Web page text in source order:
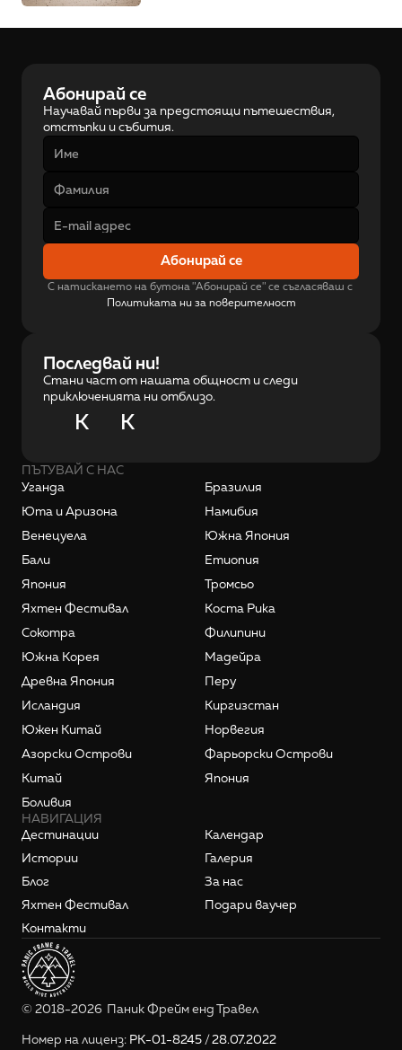
Абонирай се
Научавай първи за предстоящи пътешествия,
отстъпки и събития.
Абонирай се
С натискането на бутона "Абонирай се" се съгласяваш с
Политиката ни за поверителност
Последвай ни!
Стани част от нашата общност и следи
приключенията ни отблизо.
K K
ПЪТУВАЙ С НАС
Уганда
Бразилия
Юта и Аризона
Намибия
Венецуела
Южна Япония
Бали
Етиопия
Япония
Тромсьо
Яхтен Фестивал
Коста Рика
Сокотра
Филипини
Южна Корея
Мадейра
Древна Япония
Перу
Исландия
Киргизстан
Южен Китай
Норвегия
Азорски Острови
Фарьорски Острови
Китай
Япония
Боливия
НАВИГАЦИЯ
Дестинации
Календар
Истории
Галерия
Блог
За нас
Яхтен Фестивал
Подари ваучер
Контакти
© 2018-2026  Паник Фрейм енд Травел
Номер на лиценз: РК-01-8245 / 28.07.2022